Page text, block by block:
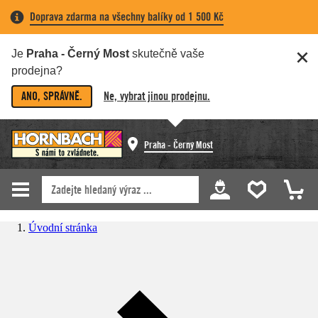
Doprava zdarma na všechny balíky od 1 500 Kč
Je Praha - Černý Most skutečně vaše
prodejna?
ANO, SPRÁVNĚ. Ne, vybrat jinou prodejnu.
Praha - Černý Most
Úvodní stránka